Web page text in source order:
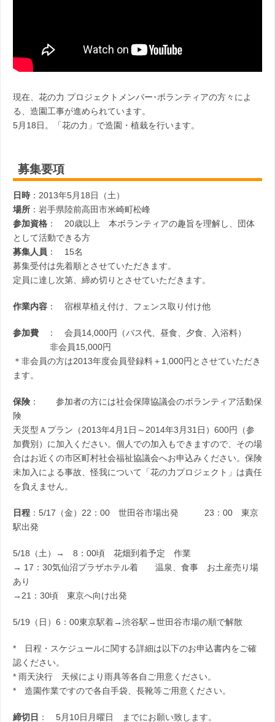
現在、花の力 プロジェクトメンバー･ボランティアの方々によ
る、造園工事が進められています。
5月18日。「花の力」で造園・植栽を行います。
募集要項
日時：2013年5月18日（土）
場所 ：岩手県陸前高田市米崎町松峰
参加資格 ： 20歳以上 本ボランティアの趣旨を理解し、団体
として活動できる方
募集人員 ： 15名
募集受付は先着順とさせていただきます。
定員に達し次第、締め切りとさせていただきます。
作業内容 ： 宿根草植え付け、フェンス取り付け他
参加費 ： 会員14,000円（バス代、昼食、夕食、入浴料）
非会員15,000円
＊非会員の方は2013年度会員登録料＋1,000円とさせていただき
ます。
保険： 参加者の方には社会保障協議会のボランティア活動保
険
天災型Ａプラン（2013年4月1日～2014年3月31日）600円（参
加費別）に加入ください。個人での加入もできますので、その場
合はお近くの市区町村社会福祉協議会へお申込みください。保険
未加入による事故、怪我について「花の力プロジェクト」は責任
を負えません。
日程 ：5/17（金）22：00 世田谷市場出発 23：00 東京
駅出発
5/18（土）→ 8：00頃 花畑到着予定 作業
→ 17：30気仙沼プラザホテル着 温泉、食事 お土産売り場
あり
→21：30頃 東京へ向け出発
5/19（日）6：00東京駅着→渋谷駅→世田谷市場の順で解散
* 日程・スケジュールに関する詳細は以下のお申込書内をご確
認ください。
* 雨天決行 天候により雨具等各自ご用意ください。
* 造園作業ですので各自手袋、長靴等ご用意ください。
締切日 ： 5月10日月曜日 までにお願い致します。